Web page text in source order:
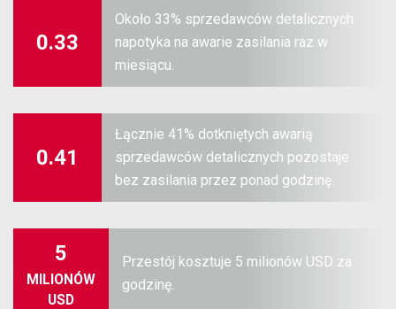
0.33
Około 33% sprzedawców detalicznych
napotyka na awarie zasilania raz w
miesiącu.
0.41
Łącznie 41% dotkniętych awarią
sprzedawców detalicznych pozostaje
bez zasilania przez ponad godzinę.
5
MILIONÓW
USD
Przestój kosztuje 5 milionów USD za
godzinę.